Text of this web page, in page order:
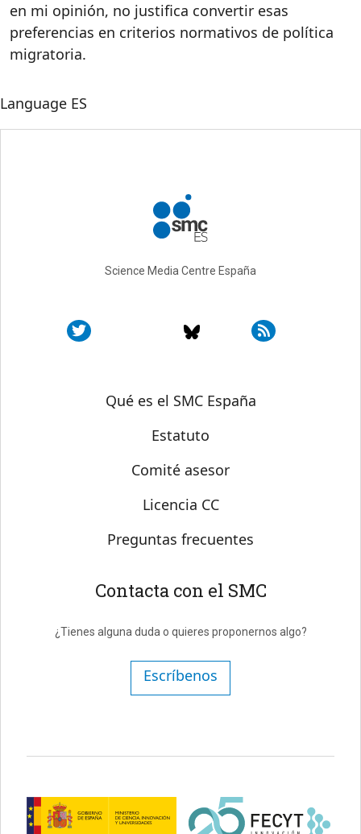
en mi opinión, no justifica convertir esas
preferencias en criterios normativos de política
migratoria.
Language ES
Science Media Centre España
Sobre SMC España
Qué es el SMC España
Estatuto
Comité asesor
Licencia CC
Preguntas frecuentes
Contacta con el SMC
¿Tienes alguna duda o quieres proponernos algo?
Escríbenos